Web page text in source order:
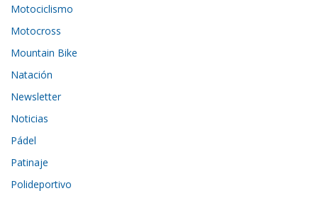
Motociclismo
Motocross
Mountain Bike
Natación
Newsletter
Noticias
Pádel
Patinaje
Polideportivo